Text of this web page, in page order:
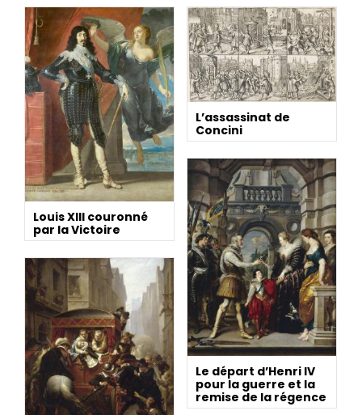
Louis XIII couronné
par la Victoire
L’assassinat de
Concini
Le départ d’Henri IV
pour la guerre et la
remise de la régence